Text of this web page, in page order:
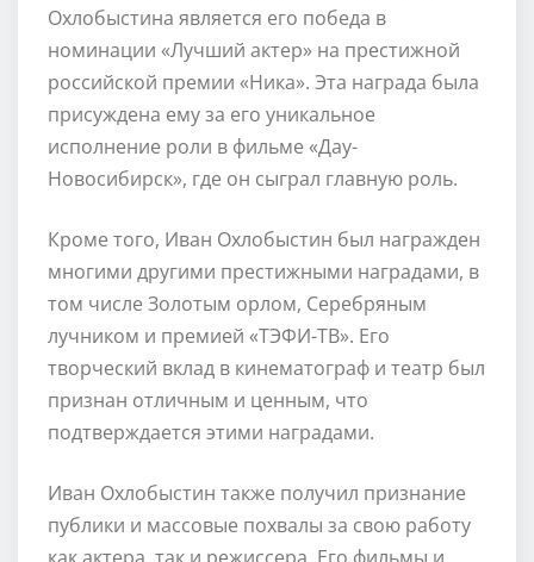
Охлобыстина является его победа в
номинации «Лучший актер» на престижной
российской премии «Ника». Эта награда была
присуждена ему за его уникальное
исполнение роли в фильме «Дау-
Новосибирск», где он сыграл главную роль.
Кроме того, Иван Охлобыстин был награжден
многими другими престижными наградами, в
том числе Золотым орлом, Серебряным
лучником и премией «ТЭФИ-ТВ». Его
творческий вклад в кинематограф и театр был
признан отличным и ценным, что
подтверждается этими наградами.
Иван Охлобыстин также получил признание
публики и массовые похвалы за свою работу